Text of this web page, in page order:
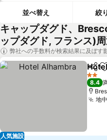
並べ替え 絞
キャップダグド、
ップダグド, フランス)
弊社への手数料が検索結果に及ぼす
人気施設
シェア
2 ホテ
8.4
地